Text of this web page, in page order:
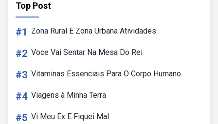
Top Post
#1 Zona Rural E Zona Urbana Atividades
#2 Voce Vai Sentar Na Mesa Do Rei
#3 Vitaminas Essenciais Para O Corpo Humano
#4 Viagens à Minha Terra
#5 Vi Meu Ex E Fiquei Mal